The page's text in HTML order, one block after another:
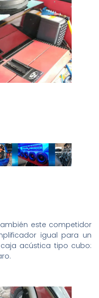
este competidor
igual para un
caja acústica tipo cubo: